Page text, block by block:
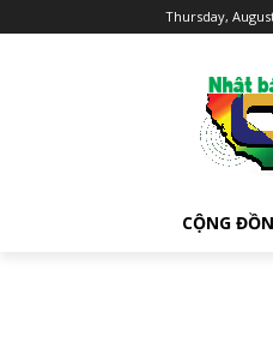
Thursday,
CỘNG